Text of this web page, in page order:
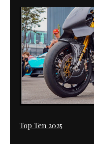
Top Ten 2025